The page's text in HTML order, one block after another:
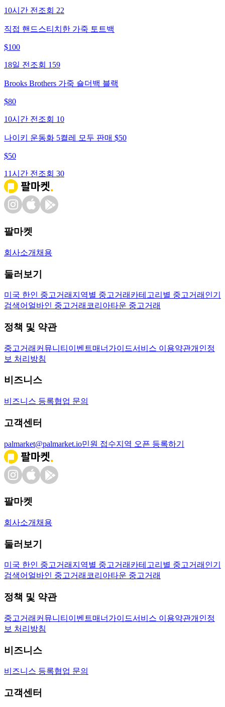
10시간 전 조회 22
직접 핸드스티치한 가죽 토트백
$100
18일 전 조회 159
Brooks Brothers 가죽 숄더백 블랙
$80
10시간 전 조회 10
나이키 운동화 5켤레 모두 판매 $50
$50
11시간 전 조회 30
팔마켓
회사소개 채용
둘러보기
미국 한인 중고거래 지역별 중고거래 카테고리별 중고거래 인기
검색어 얼바인 중고거래 코리아타운 중고거래
정책 및 약관
중고거래 커뮤니티 이벤트매너가이드서비스 이용약관개인정
보 처리방침
비즈니스
비즈니스 등록협업 문의
고객센터
palmarket@palmarket.io민원 접수지역 오픈 등록하기
팔마켓
회사소개 채용
둘러보기
미국 한인 중고거래 지역별 중고거래 카테고리별 중고거래 인기
검색어 얼바인 중고거래 코리아타운 중고거래
정책 및 약관
중고거래 커뮤니티 이벤트매너가이드서비스 이용약관개인정
보 처리방침
비즈니스
비즈니스 등록협업 문의
고객센터